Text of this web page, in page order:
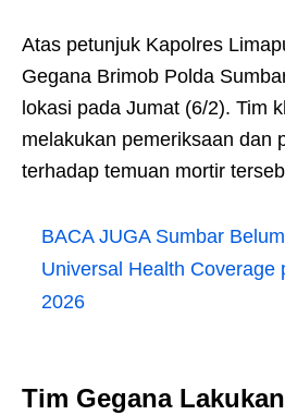
Atas petunjuk Kapolres
Gegana Brimob Polda
lokasi pada Jumat (6/2). Tim
melakukan pemeriksaan dan
terhadap temuan mortir
BACA JUGA Sumbar
Universal Health Coverage
2026
Tim Gegana